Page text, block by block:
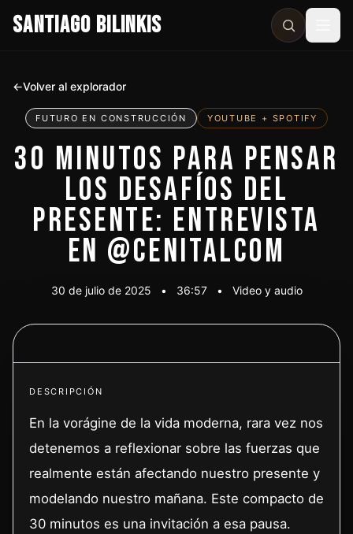
SANTIAGO BILINKIS
←Volver al explorador
FUTURO EN CONSTRUCCIÓN YOUTUBE + SPOTIFY
30 MINUTOS PARA PENSAR
LOS DESAFÍOS DEL
PRESENTE: ENTREVISTA
EN @CENITALCOM
30 de julio de 2025 • 36:57 • Video y audio
DESCRIPCIÓN
En la vorágine de la vida moderna, rara vez nos
detenemos a reflexionar sobre las fuerzas que
realmente están afectando nuestro presente y
modelando nuestro mañana. Este compacto de
30 minutos es una invitación a esa pausa.